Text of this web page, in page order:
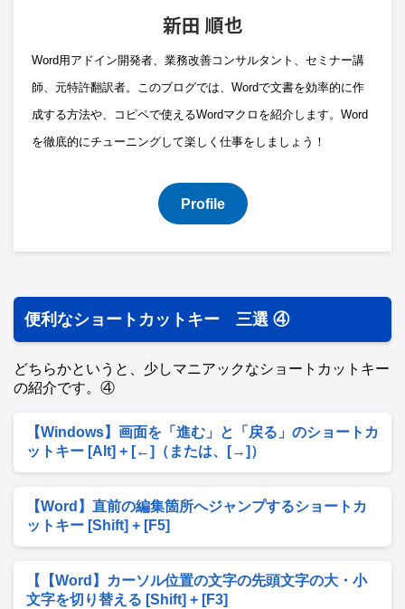
新田 順也
Word用アドイン開発者、業務改善コンサルタント、セミナー講
師、元特許翻訳者。このブログでは、Wordで文書を効率的に作
成する方法や、コピペで使えるWordマクロを紹介します。Word
を徹底的にチューニングして楽しく仕事をしましょう！
Profile
便利なショートカットキー 三選 ④
どちらかというと、少しマニアックなショートカットキー
の紹介です。④
【Windows】画面を「進む」と「戻る」のショートカ
ットキー [Alt] + [←]（または、[→]）
【Word】直前の編集箇所へジャンプするショートカ
ットキー [Shift] + [F5]
【【Word】カーソル位置の文字の先頭文字の大・小
文字を切り替える [Shift] + [F3]